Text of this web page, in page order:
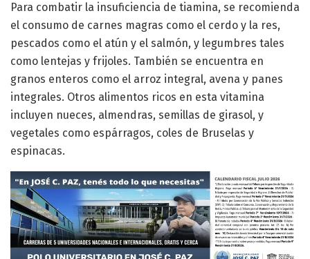
Para combatir la insuficiencia de tiamina, se recomienda
el consumo de carnes magras como el cerdo y la res,
pescados como el atún y el salmón, y legumbres tales
como lentejas y frijoles. También se encuentra en
granos enteros como el arroz integral, avena y panes
integrales. Otros alimentos ricos en esta vitamina
incluyen nueces, almendras, semillas de girasol, y
vegetales como espárragos, coles de Bruselas y
espinacas.